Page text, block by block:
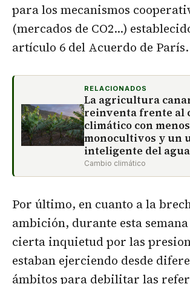
para los mecanismos
(mercados de CO2…)
artículo 6 del Acuerdo de París.
RELACIONADOS
La agricultura
reinventa frente al
climático con menos
monocultivos y un
inteligente del agua
Cambio climático
Por último, en cuanto a la
ambición, durante esta
cierta inquietud por las
estaban ejerciendo desde
ámbitos para debilitar las